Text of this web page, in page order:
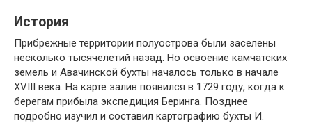
История
Прибрежные территории полуострова были заселены
несколько тысячелетий назад. Но освоение камчатских
земель и Авачинской бухты началось только в начале
XVIII века. На карте залив появился в 1729 году, когда к
берегам прибыла экспедиция Беринга. Позднее
подробно изучил и составил картографию бухты И.